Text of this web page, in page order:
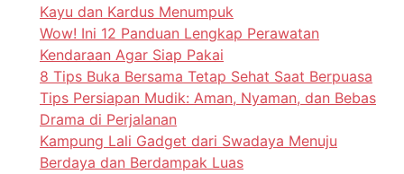
Kayu dan Kardus Menumpuk
Wow! Ini 12 Panduan Lengkap Perawatan
Kendaraan Agar Siap Pakai
8 Tips Buka Bersama Tetap Sehat Saat Berpuasa
Tips Persiapan Mudik: Aman, Nyaman, dan Bebas
Drama di Perjalanan
Kampung Lali Gadget dari Swadaya Menuju
Berdaya dan Berdampak Luas